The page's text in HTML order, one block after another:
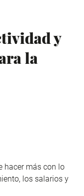
y
la
hacer más con lo
los salarios y